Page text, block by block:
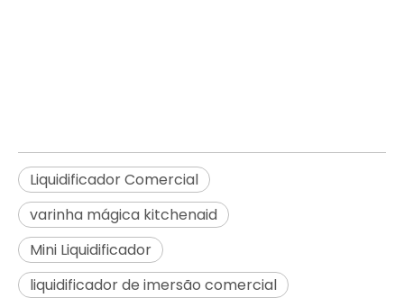
Liquidificador Comercial
varinha mágica kitchenaid
Mini Liquidificador
liquidificador de imersão comercial